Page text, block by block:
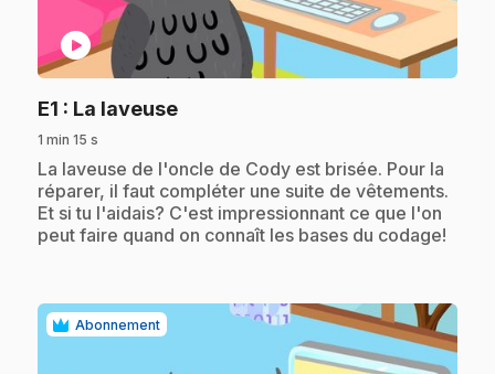
play_circle
E1 : La laveuse.
1 min 15 s
.La laveuse de l'oncle de Cody est brisée. Pour la
réparer, il faut compléter une suite de vêtements.
Et si tu l'aidais? C'est impressionnant ce que l'on
peut faire quand on connaît les bases du codage!
Abonnement